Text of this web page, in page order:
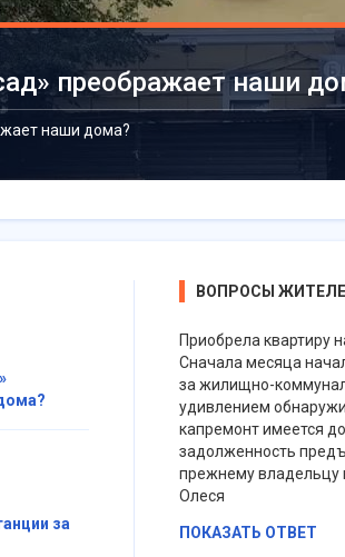
преображает наши
наши дома?
за
ВОПРОСЫ
Приобрела квартиру
Сначала месяца
за жилищно-
удивлением
капремонт имеется
задолженность
прежнему владельцу
Олеся
ПОКАЗАТЬ ОТВЕТ